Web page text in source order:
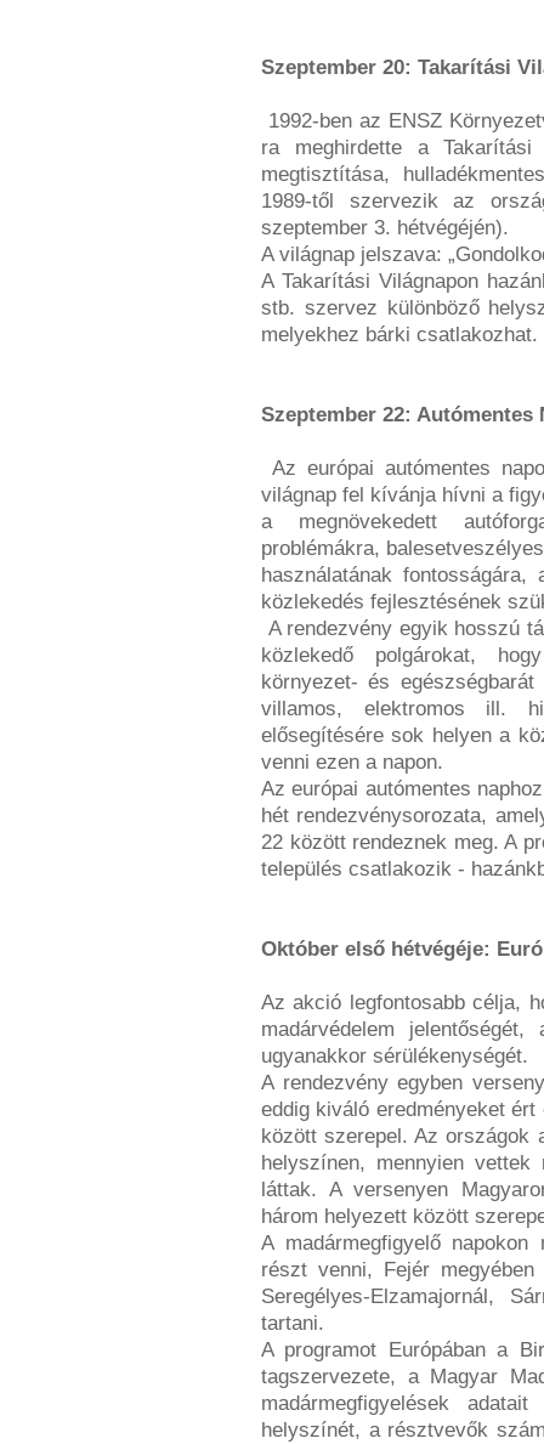
Szeptember 20: Takarítási
1992-ben az ENSZ
ra meghirdette a
megtisztítása,
1989-től szervezik az
szeptember 3. hétvégéjén).
A világnap jelszava:
A Takarítási Világnapon
stb. szervez különböző
melyekhez bárki csatlakozhat.
Szeptember 22: Autómentes
Az európai autómentes
világnap fel kívánja hívni a
a megnövekedett
problémákra,
használatának
közlekedés fejlesztésének
A rendezvény egyik hosszú
közlekedő polgárokat,
környezet- és
villamos, elektromos ill.
elősegítésére sok helyen a
venni ezen a napon.
Az európai autómentes
hét rendezvénysorozata,
22 között rendeznek meg. A
település csatlakozik -
Október első hétvégéje:
Az akció legfontosabb célja,
madárvédelem
ugyanakkor sérülékenységét.
A rendezvény egyben
eddig kiváló eredményeket
között szerepel. Az országok
helyszínen, mennyien
láttak. A versenyen
három helyezett között
A madármegfigyelő
részt venni, Fejér
Seregélyes-Elzamajornál,
tartani.
A programot Európában a
tagszervezete, a Magyar
madármegfigyelések
helyszínét, a résztvevők